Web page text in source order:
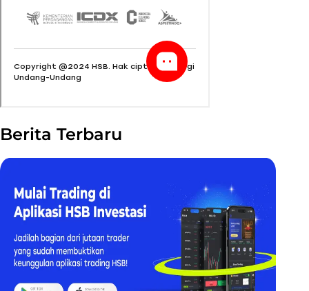
Berita Terbaru